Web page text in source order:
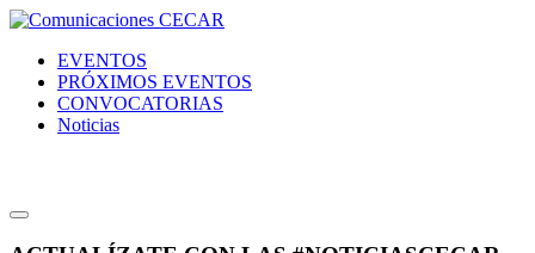
EVENTOS
PRÓXIMOS EVENTOS
CONVOCATORIAS
Noticias